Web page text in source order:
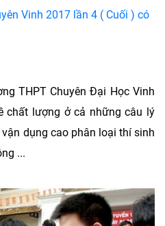
Vinh 2017 lần 4 ( Cuối ) có
THPT Chuyên Đại Học Vinh
chất lượng ở cả những câu lý
dụng cao phân loại thí sinh
...